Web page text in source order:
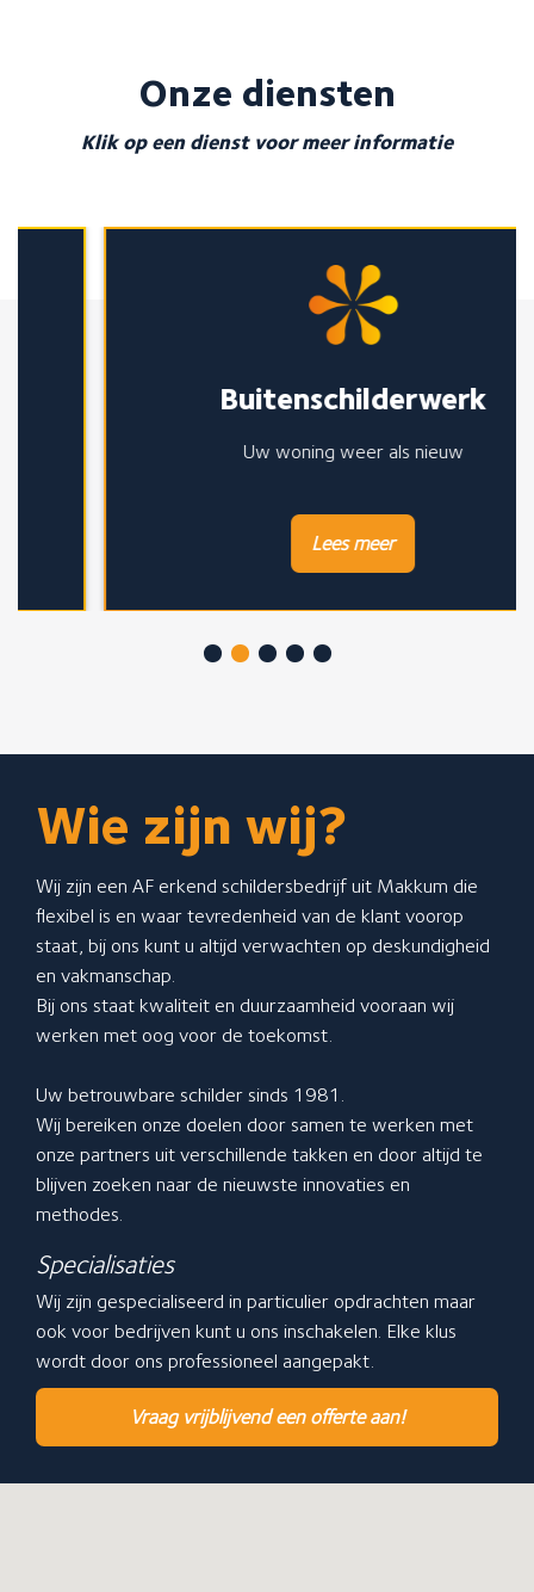
Onze diensten
Klik op een dienst voor meer informatie
Buitenschilderwerk
Uw woning weer als nieuw
Wie zijn wij?
Wij zijn een AF erkend schildersbedrijf uit Makkum die
flexibel is en waar tevredenheid van de klant voorop
staat, bij ons kunt u altijd verwachten op deskundigheid
en vakmanschap.
Bij ons staat kwaliteit en duurzaamheid vooraan wij
werken met oog voor de toekomst.
Uw betrouwbare schilder sinds 1981.
Wij bereiken onze doelen door samen te werken met
onze partners uit verschillende takken en door altijd te
blijven zoeken naar de nieuwste innovaties en
methodes.
Specialisaties
Wij zijn gespecialiseerd in particulier opdrachten maar
ook voor bedrijven kunt u ons inschakelen. Elke klus
wordt door ons professioneel aangepakt.
Vraag vrijblijvend een offerte aan!